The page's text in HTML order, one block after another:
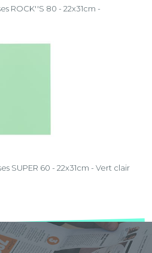
ROCK''S 80 - 22x31cm -
SUPER 60 - 22x31cm - Vert clair